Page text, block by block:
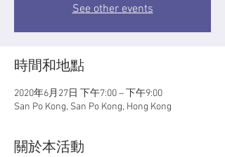
See other events
時間和地點
2020年6月27日 下午7:00 – 下午9:00
San Po Kong, San Po Kong, Hong Kong
關於本活動